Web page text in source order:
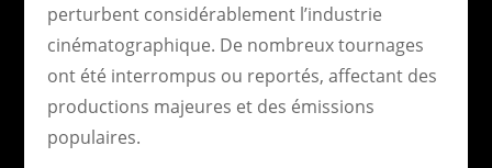
perturbent considérablement l’industrie
cinématographique. De nombreux tournages
ont été interrompus ou reportés, affectant des
productions majeures et des émissions
populaires.